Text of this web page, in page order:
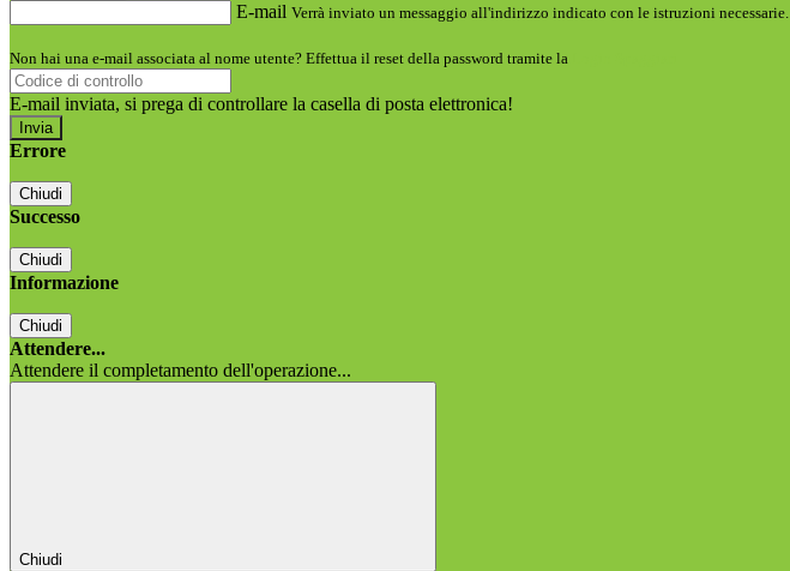
E-mail Verrà inviato un messaggio all'indirizzo indicato con le istruzioni necessarie.
Non hai una e-mail associata al nome utente? Effettua il reset della password tramite la
E-mail inviata, si prega di controllare la casella di posta elettronica!
Errore
Chiudi
Successo
Chiudi
Informazione
Chiudi
Attendere...
Attendere il completamento dell'operazione...
Chiudi